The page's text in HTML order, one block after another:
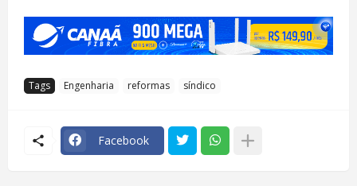
Tags Engenharia reformas síndico
Facebook